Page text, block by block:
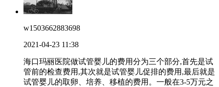
w1503662883698
2021-04-23 11:38
海口玛丽医院做试管婴儿的费用分为三个部分,首先是试
管前的检查费用,其次就是试管婴儿促排的费用,最后就是
试管婴儿的取卵、培养、移植的费用。一般在3-5万元之